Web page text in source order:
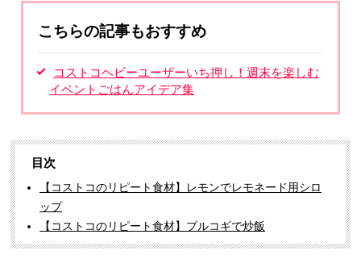
こちらの記事もおすすめ
コストコヘビーユーザーいち押し！週末を楽しむ
イベントごはんアイデア集
目次
【コストコのリピート食材】レモンでレモネード用シロ
ップ
【コストコのリピート食材】プルコギで炒飯